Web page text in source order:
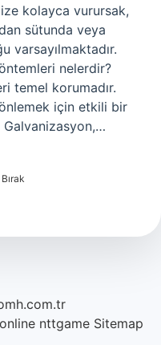
kolayca vurursak,
sütunda veya
varsayılmaktadır.
nelerdir?
temel korumadır.
için etkili bir
nttgame Sitemap